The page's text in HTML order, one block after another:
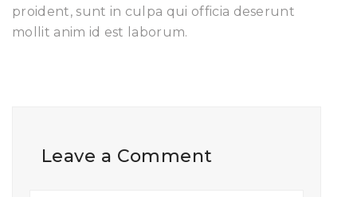
proident, sunt in culpa qui officia deserunt
mollit anim id est laborum.
Leave a Comment